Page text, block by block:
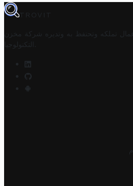
TROVIT
تملكه وتحتفظ به وتديره
شركة مخزن
التكنولوجيا